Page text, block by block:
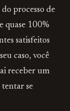
processo de
quase 100%
satisfeitos
caso, você
receber um
se